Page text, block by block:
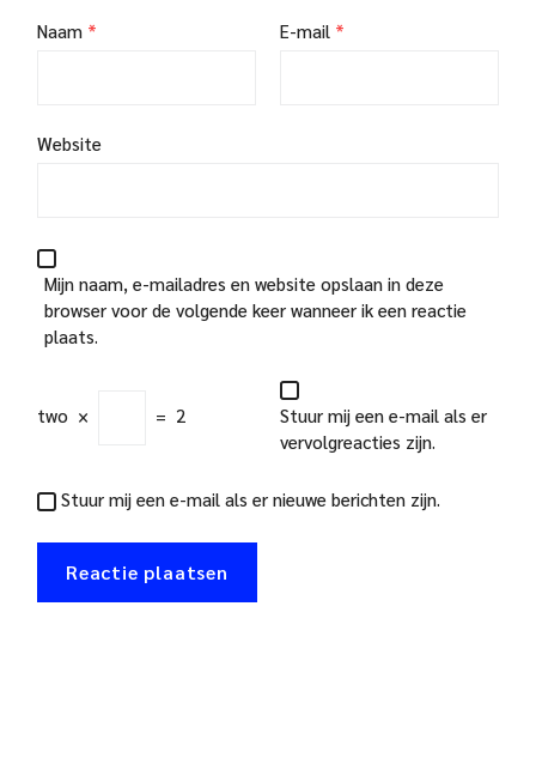
Naam * E-mail *
Website
Mijn naam, e-mailadres en website opslaan in deze
browser voor de volgende keer wanneer ik een reactie
plaats.
two × = 2
Stuur mij een e-mail als er
vervolgreacties zijn.
Stuur mij een e-mail als er nieuwe berichten zijn.